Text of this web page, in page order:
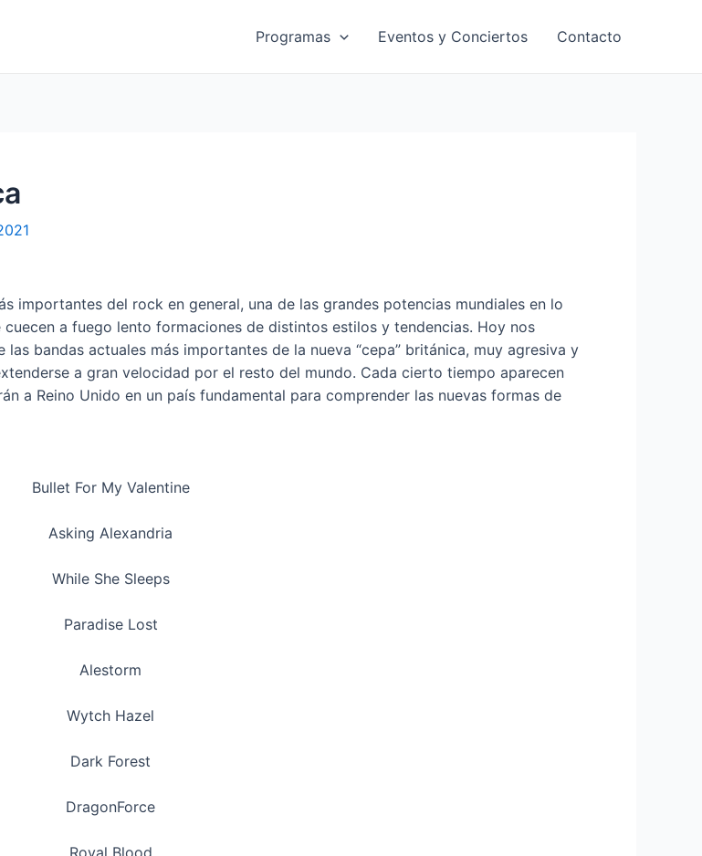
Programas Eventos y Conciertos Contacto
importantes del rock en general, una de las grandes potencias mundiales en lo
a fuego lento formaciones de distintos estilos y tendencias. Hoy nos
bandas actuales más importantes de la nueva “cepa” británica, muy agresiva y
a gran velocidad por el resto del mundo. Cada cierto tiempo aparecen
a Reino Unido en un país fundamental para comprender las nuevas formas de
Bullet For My Valentine
Asking Alexandria
While She Sleeps
Paradise Lost
Alestorm
Wytch Hazel
Dark Forest
DragonForce
Royal Blood